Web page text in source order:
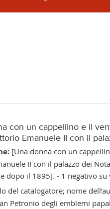
con un cappellino e il
Emanuele II con il
[Una donna con un
II con il palazzo dei
dopo il 1895]. - 1 negativo
del catalogatore; nome
Petronio degli emblemi